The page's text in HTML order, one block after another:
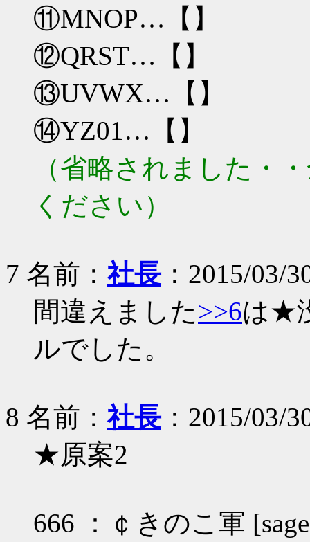
⑪MNOP…【】
⑫QRST…【】
⑬UVWX…【】
⑭YZ01…【】
（省略されました・
ください）
7 名前：社長 ：2015/03/
間違えました>>6は★
ルでした。
8 名前：社長 ：2015/03/
★原案2
666 ：￠きのこ軍